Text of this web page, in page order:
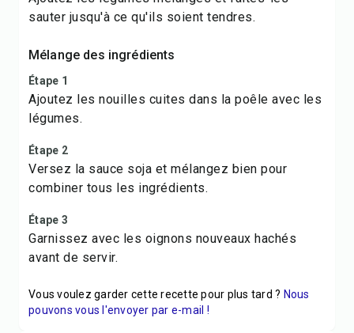
sauter jusqu'à ce qu'ils soient tendres.
Mélange des ingrédients
Étape 1
Ajoutez les nouilles cuites dans la poêle avec les
légumes.
Étape 2
Versez la sauce soja et mélangez bien pour
combiner tous les ingrédients.
Étape 3
Garnissez avec les oignons nouveaux hachés
avant de servir.
Vous voulez garder cette recette pour plus tard ? Nous
pouvons vous l'envoyer par e-mail !